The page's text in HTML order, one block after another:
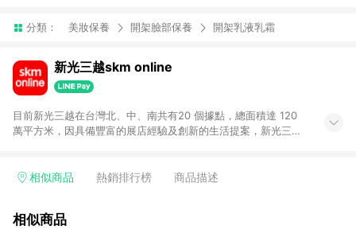
分類： 美妝保養 開架臉部保養 開架乳液乳霜
新光三越skm online
目前新光三越在台灣北、中、南共有20 個據點，總面積達 120
萬平方米，因具備豐富的展店經驗及創新的生活提案，新光三越
理念不斷向前邁進，並善盡企業社會責任，為人們帶來更愉悅美
相似商品 熱銷排行榜 商品描述
相似商品